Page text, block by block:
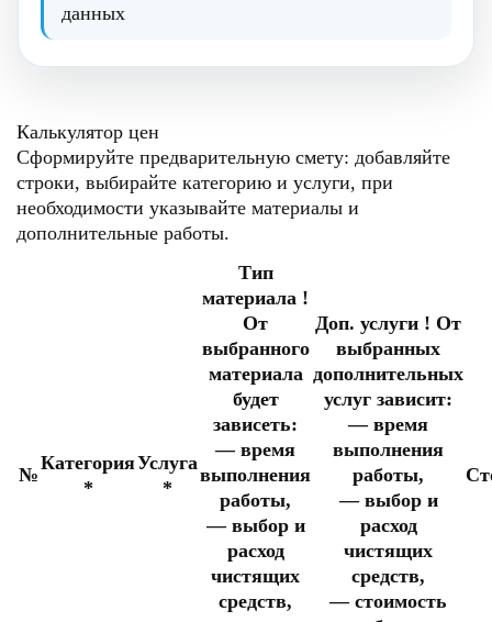
данных
Калькулятор цен
Сформируйте предварительную смету: добавляйте
строки, выбирайте категорию и услуги, при
необходимости указывайте материалы и
дополнительные работы.
№
Категория
*
Услуга
*
Тип
материала !
От
выбранного
материала
будет
зависеть:
— время
выполнения
работы,
— выбор и
расход
чистящих
средств,
Доп. услуги ! От
выбранных
дополнительных
услуг зависит:
— время
выполнения
работы,
— выбор и
расход
чистящих
средств,
— стоимость